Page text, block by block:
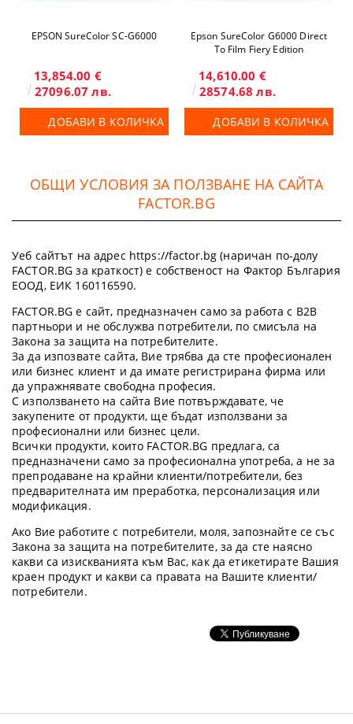
EPSON SureColor SC-G6000
13,854.00 €
27096.07 лв.
ДОБАВИ В КОЛИЧКА
Epson SureColor G6000 Direct
To Film Fiery Edition
14,610.00 €
28574.68 лв.
ДОБАВИ В КОЛИЧКА
ОБЩИ УСЛОВИЯ ЗА ПОЛЗВАНЕ НА САЙТА
FACTOR.BG
Уеб сайтът на адрес https://factor.bg (наричан по-долу
FACTOR.BG за краткост) е собственост на Фактор България
ЕООД, ЕИК 160116590.
FACTOR.BG е сайт, предназначен само за работа с B2B
партньори и не обслужва потребители, по смисъла на
Закона за защита на потребителите.
За да изпозвате сайта, Вие трябва да сте професионален
или бизнес клиент и да имате регистрирана фирма или
да упражнявате свободна професия.
С използването на сайта Вие потвърждавате, че
закупените от продукти, ще бъдат използвани за
професионални или бизнес цели.
Всички продукти, които FACTOR.BG предлага, са
предназначени само за професионална употреба, а не за
препродаване на крайни клиенти/потребители, без
предварителната им преработка, персонализация или
модификация.
Ако Вие работите с потребители, моля, запознайте се със
Закона за защита на потребителите, за да сте наясно
какви са изискванията към Вас, как да етикетирате Вашия
краен продукт и какви са правата на Вашите клиенти/
потребители.